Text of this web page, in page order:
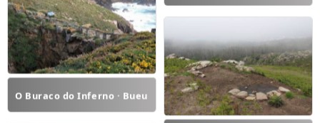
O Buraco do Inferno · Bueu